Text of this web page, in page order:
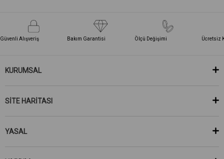
Güvenli Alışveriş Bakım Garantisi Ölçü Değişimi Ücretsiz
KURUMSAL
SİTE HARİTASI
YASAL